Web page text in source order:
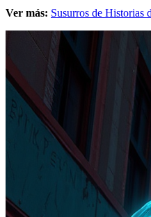
Ver más: Susurros de Historias